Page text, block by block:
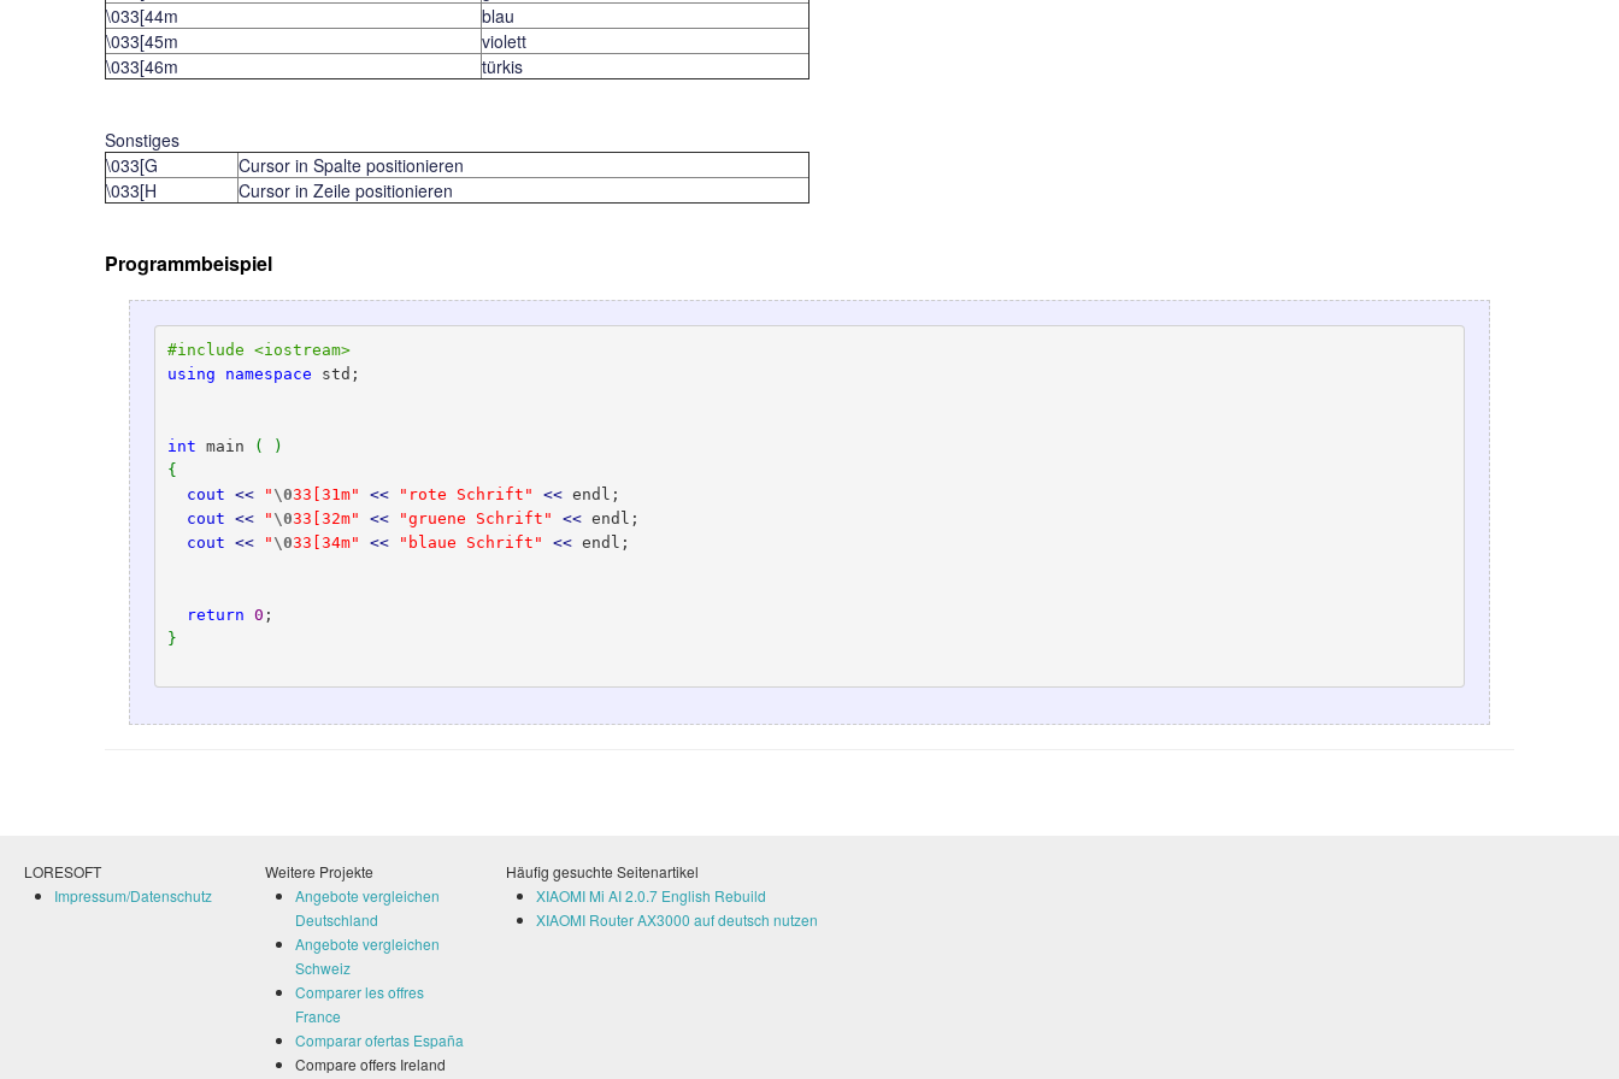
\033[44m
blau
\033[45m
violett
\033[46m
türkis
Sonstiges
\033[G
Cursor in Spalte positionieren
\033[H
Cursor in Zeile positionieren
Programmbeispiel
#include <iostream>
using
namespace std;
int main (
)
{
cout << " \033[31m" << "rote Schrift" << endl;
cout << " \033[32m" << "gruene Schrift" << endl;
cout << " \033[34m" << "blaue Schrift" << endl;
return 0
}
LORESOFT
Impressum/Datenschutz
Weitere Projekte
Angebote vergleichen
Deutschland
Angebote vergleichen
Schweiz
Comparer les offres
France
Comparar ofertas España
Compare offers Ireland
Häufig gesuchte Seitenartikel
XIAOMI Mi AI 2.0.7 English Rebuild
XIAOMI Router AX3000 auf deutsch nutzen